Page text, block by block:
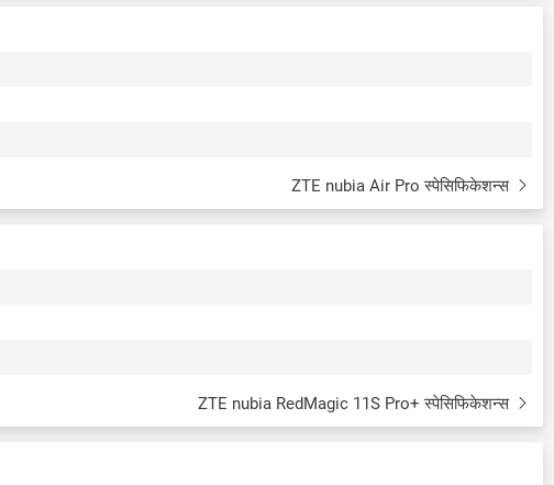
ZTE nubia Air Pro स्पेसिफिकेशन्स
ZTE nubia RedMagic 11S Pro+ स्पेसिफिकेशन्स